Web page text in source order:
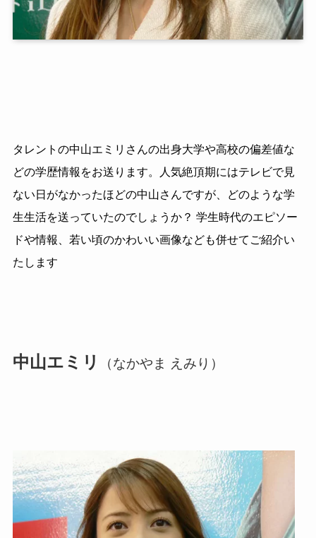
タレントの中山エミリさんの出身大学や高校の偏差値な
どの学歴情報をお送ります。人気絶頂期にはテレビで見
ない日がなかったほどの中山さんですが、どのような学
生生活を送っていたのでしょうか？ 学生時代のエピソー
ドや情報、若い頃のかわいい画像なども併せてご紹介い
たします
中山エミリ （なかやま えみり）